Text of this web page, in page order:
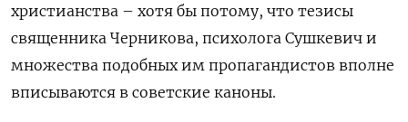
христианства – хотя бы потому, что тезисы
священника Черникова, психолога Сушкевич и
множества подобных им пропагандистов вполне
вписываются в советские каноны.